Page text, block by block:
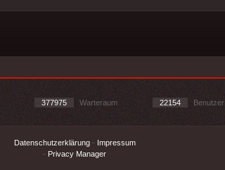
377975 Warteraum 22154 Benutzer
Datenschutzerklärung- Impressum
- Privacy Manager